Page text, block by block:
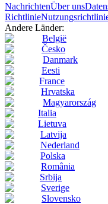
NachrichtenÜber uns
Richtlinie
Andere Länder:
België
Česko
Danmark
Eesti
France
Hrvatska
Magyarország
Italia
Lietuva
Latvija
Nederland
Polska
România
Srbija
Sverige
Slovensko